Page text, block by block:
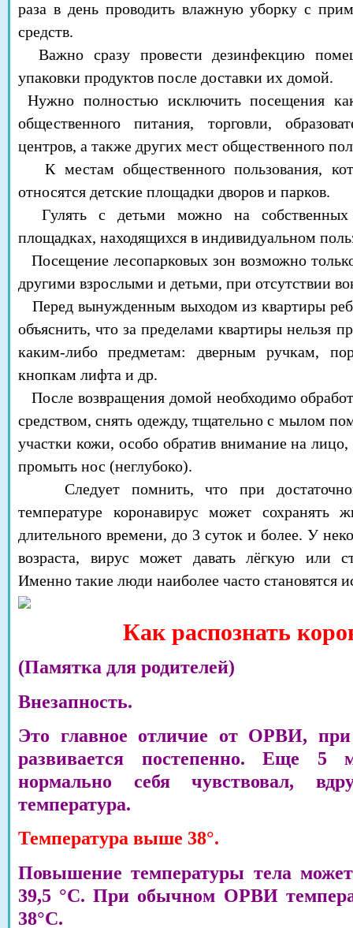
раза в день проводить влажную уборку с
средств.
Важно сразу провести дезинфекцию
упаковки продуктов после доставки их домой.
​Нужно полностью исключить посещения
общественного питания, торговли,
центров, а также других мест общественного
К местам общественного пользования,
относятся детские площадки дворов и парков.
Гулять с детьми можно на собственных
площадках, находящихся в индивидуальном
Посещение лесопарковых зон возможно
другими взрослыми и детьми, при отсутствии
Перед вынужденным выходом из квартиры
объяснить, что за пределами квартиры нельзя
каким-либо предметам: дверным ручкам,
кнопкам лифта и др.
После возвращения домой необходимо
средством, снять одежду, тщательно с мылом
участки кожи, особо обратив внимание на лицо,
промыть нос (неглубоко).
Следует помнить, что при
температуре коронавирус может сохранять
длительного времени, до 3 суток и более. У
возраста, вирус может давать лёгкую или
Именно такие люди наиболее часто становятся
Как распознать
(Памятка для родителей)
Внезапность.
Это главное отличие от ОРВИ, при
развивается постепенно. Еще 5
нормально себя чувствовал,
температура.
Температура выше 38°.
Повышение температуры тела
39,5 °С. При обычном ОРВИ
38°С.